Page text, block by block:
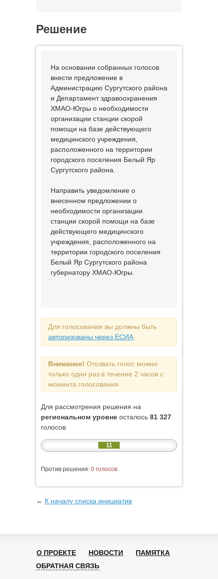
Решение
На основании собранных голосов
внести предложение в
Администрацию Сургутского района
и Департамент здравоохранения
ХМАО-Югры о необходимости
организации станции скорой
помощи на базе действующего
медицинского учреждения,
расположенного на территории
городского поселения Белый Яр
Сургутского района.
Направить уведомление о
внесенном предложении о
необходимости организации
станции скорой помощи на базе
действующего медицинского
учреждения, расположенного на
территории городского поселения
Белый Яр Сургутского района
губернатору ХМАО-Югры.
Для голосования вы должны быть
авторизованы через ЕСИА
Внимание! Отозвать голос можно
только один раз в течение 2 часов с
момента голосования
Для рассмотрения решения на
региональном уровне осталось 81 327
голосов
11
Против решения: 0 голосов
← К началу списка инициатив
О ПРОЕКТЕ НОВОСТИ
ПАМЯТКА
ОБРАТНАЯ СВЯЗЬ